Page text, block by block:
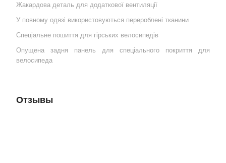
Жакардова деталь для додаткової вентиляції
У повному одязі використовуються перероблені тканини
Спеціальне пошиття для гірських велосипедів
Опущена задня панель для спеціального покриття для
велосипеда
Отзывы